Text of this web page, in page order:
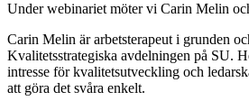
Under webinariet möter vi Carin Melin
Carin Melin är arbetsterapeut i grunden
Kvalitetsstrategiska avdelningen på SU.
intresse för kvalitetsutveckling och
att göra det svåra enkelt.